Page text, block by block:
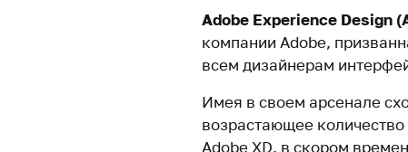
Adobe Experience Design
компании Adobe,
всем дизайнерам
Имея в своем арсенале
возрастающее количество
Adobe XD, в скором